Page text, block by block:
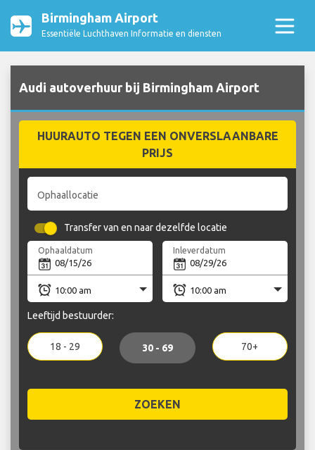
Birmingham Airport
Essentiële Luchthaven Informatie en diensten
Audi autoverhuur bij Birmingham Airport
HUURAUTO TEGEN EEN ONVERSLAANBARE
PRIJS
Ophaallocatie
Transfer van en naar dezelfde locatie
Ophaaldatum Inleverdatum
Leeftijd bestuurder:
18 - 29 30 - 69 70+
ZOEKEN